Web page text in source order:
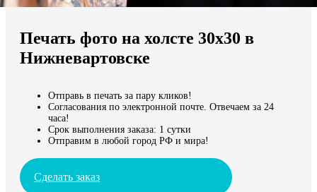
Мы доставляем по всему миру
Продолжить без города
Печать фото на холсте 30х30 в
Нижневартовске
Отправь в печать за пару кликов!
Согласования по электронной почте. Отвечаем за 24
часа!
Срок выполнения заказа: 1 сутки
Отправим в любой город РФ и мира!
Сделать заказ